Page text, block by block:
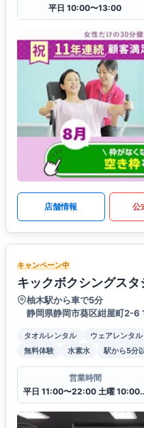
平日 10:00〜13:00
店舗情報 公
キャンペーン中
キックボクシングス
柚木駅から車で5分
静岡県静岡市葵区紺屋町2-
タオルレンタル ウェアレンタル
無料体験
水素水 駅から5分
営業時間
平日 11:00〜22:00 土